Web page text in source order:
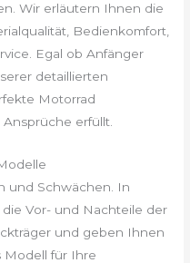
Wir erläutern Ihnen die
Bedienkomfort,
Egal ob Anfänger
detaillierten
Motorrad
erfüllt.
und Schwächen. In
Vor- und Nachteile der
und geben Ihnen
Modell für Ihre